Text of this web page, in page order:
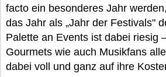
facto ein besonderes Jahr
das Jahr als „Jahr der Festivals"
Palette an Events ist dabei riesig
Gourmets wie auch Musikfans
dabei voll und ganz auf ihre